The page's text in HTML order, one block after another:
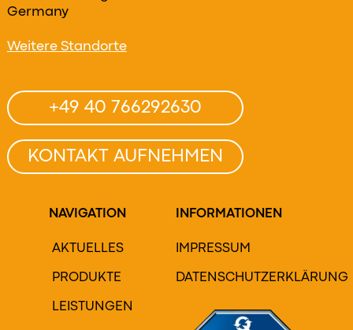
Germany
Weitere Standorte
+49 40 766292630
KONTAKT AUFNEHMEN
NAVIGATION
AKTUELLES
PRODUKTE
LEISTUNGEN
INFORMATIONEN
IMPRESSUM
DATENSCHUTZERKLÄRUNG